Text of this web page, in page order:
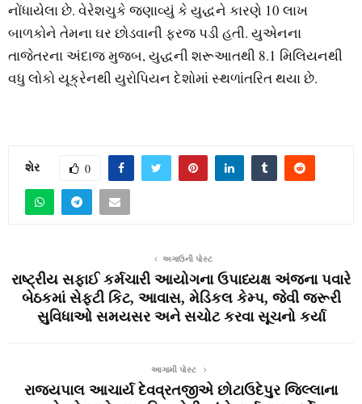
નોંધાયેલા છે. વેરેશચુકે જણાવ્યું કે યુદ્ધને કારણે 10 લાખ
બાળકોને તેમના ઘર છોડવાની ફરજ પડી હતી. યુએનના
તાજેતરના અંદાજ મુજબ, યુદ્ધની શરૂઆતથી 8.1 મિલિયનથી
વધુ લોકો યૂક્રેનથી યુરોપિયન દેશોમાં સ્થળાંતરિત થયા છે.
શેર 0
અગાઉની પોસ્ટ
રાષ્ટ્રીય સફાઈ કર્મચારી આયોગના ઉપાધ્યક્ષ અંજના પવારે
બેઠકમાં સેફ્ટી કિટ, આવાસ, મેડિકલ કેમ્પ, જેવી જરૂરી
સુવિધાઓ સમયસર અને સચોટ કરવા સૂચનો કર્યા
આગામી પોસ્ટ
રાજ્યપાલ આચાર્ય દેવવ્રતજીએ છોટાઉદેપુર જિલ્લાના